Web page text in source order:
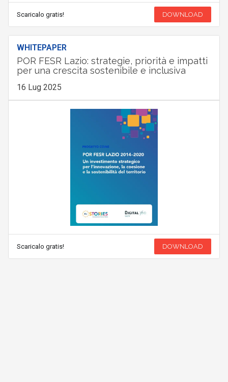
Scaricalo gratis! DOWNLOAD
WHITEPAPER
POR FESR Lazio: strategie, priorità e impatti
per una crescita sostenibile e inclusiva
16 Lug 2025
Scaricalo gratis! DOWNLOAD